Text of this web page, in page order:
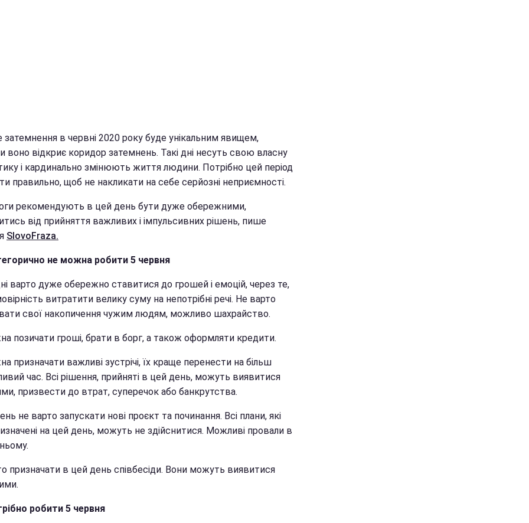
затемнення в червні 2020 року буде унікальним явищем,
воно відкриє коридор затемнень. Такі дні несуть свою власну
і кардинально змінюють життя людини. Потрібно цей період
правильно, щоб не накликати на себе серйозні неприємності.
рекомендують в цей день бути дуже обережними,
від прийняття важливих і імпульсивних рішень, пише
SlovoFraza.
не можна робити 5 червня
варто дуже обережно ставитися до грошей і емоцій, через те,
витратити велику суму на непотрібні речі. Не варто
свої накопичення чужим людям, можливо шахрайство.
позичати гроші, брати в борг, а також оформляти кредити.
призначати важливі зустрічі, їх краще перенести на більш
час. Всі рішення, прийняті в цей день, можуть виявитися
призвести до втрат, суперечок або банкрутства.
не варто запускати нові проєкт та починання. Всі плани, які
на цей день, можуть не здійснитися. Можливі провали в
призначати в цей день співбесіди. Вони можуть виявитися
робити 5 червня